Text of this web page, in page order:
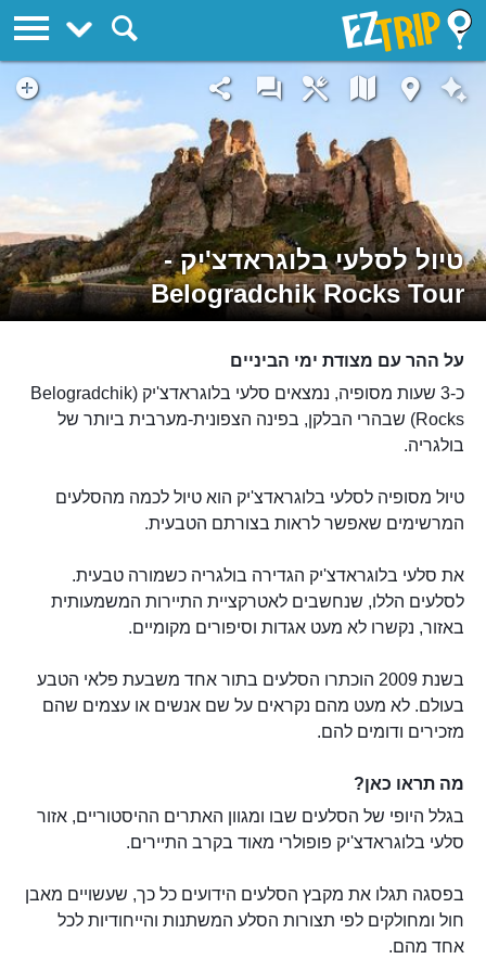
טיול לסלעי בלוגראדצ'יק -
Belogradchik Rocks Tour
על ההר עם מצודת ימי הביניים
כ-3 שעות מסופיה, נמצאים סלעי בלוגראדצ'יק (Belogradchik
Rocks) שבהרי הבלקן, בפינה הצפונית-מערבית ביותר של
בולגריה.
טיול מסופיה לסלעי בלוגראדצ'יק הוא טיול לכמה מהסלעים
המרשימים שאפשר לראות בצורתם הטבעית.
את סלעי בלוגראדצ'יק הגדירה בולגריה כשמורה טבעית.
לסלעים הללו, שנחשבים לאטרקציית התיירות המשמעותית
באזור, נקשרו לא מעט אגדות וסיפורים מקומיים.
בשנת 2009 הוכתרו הסלעים בתור אחד משבעת פלאי הטבע
בעולם. לא מעט מהם נקראים על שם אנשים או עצמים שהם
מזכירים ודומים להם.
מה תראו כאן?
בגלל היופי של הסלעים שבו ומגוון האתרים ההיסטוריים, אזור
סלעי בלוגראדצ'יק פופולרי מאוד בקרב התיירים.
בפסגה תגלו את מקבץ הסלעים הידועים כל כך, שעשויים מאבן
חול ומחולקים לפי תצורות הסלע המשתנות והייחודיות לכל
אחד מהם.
EZTrip